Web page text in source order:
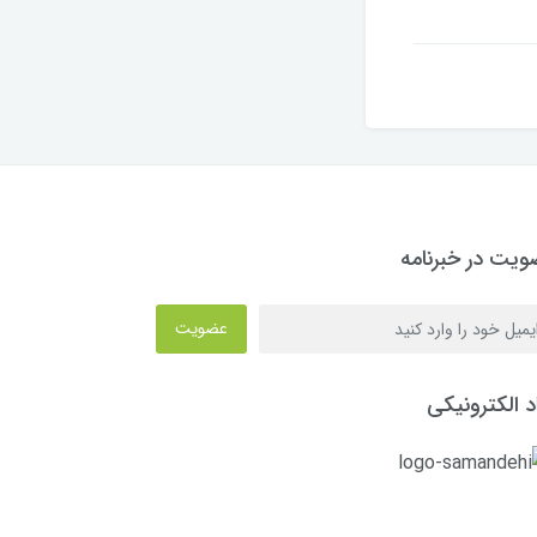
در خبرنامه
عضویت
الکترونیکی